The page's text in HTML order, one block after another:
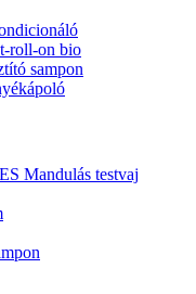
roll-on bio
sampon
Mandulás testvaj